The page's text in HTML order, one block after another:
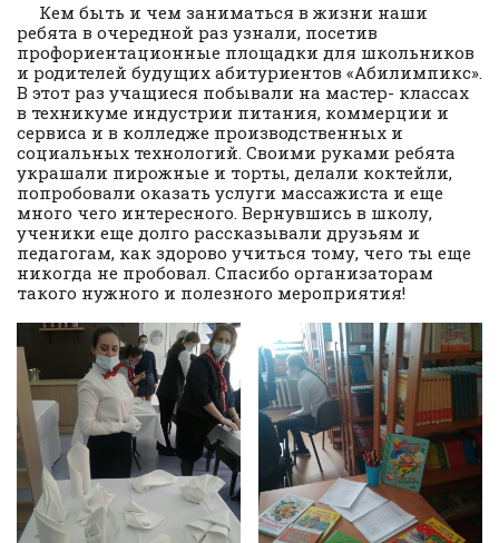
Кем быть и чем заниматься в жизни наши
ребята в очередной раз узнали, посетив
профориентационные площадки для школьников
и родителей будущих абитуриентов «Абилимпикс».
В этот раз учащиеся побывали на мастер- классах
в техникуме индустрии питания, коммерции и
сервиса и в колледже производственных и
социальных технологий. Своими руками ребята
украшали пирожные и торты, делали коктейли,
попробовали оказать услуги массажиста и еще
много чего интересного. Вернувшись в школу,
ученики еще долго рассказывали друзьям и
педагогам, как здорово учиться тому, чего ты еще
никогда не пробовал. Спасибо организаторам
такого нужного и полезного мероприятия!